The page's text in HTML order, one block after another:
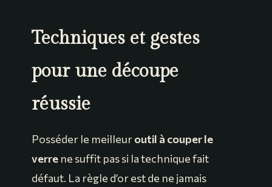
Techniques et gestes
pour une découpe
réussie
Posséder le meilleuroutil à couper le
verre ne suffit pas si la technique fait
défaut. La règle d’or est de ne jamais